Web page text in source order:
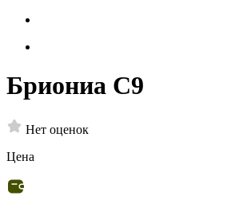
Бриониа С9
Нет оценок
Цена